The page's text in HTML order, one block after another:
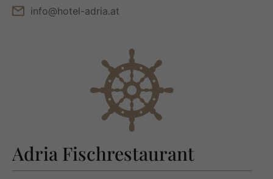
info@hotel-adria.at
Adria Fischrestaurant